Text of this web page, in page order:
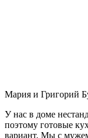
Мария и Григорий
У нас в доме
поэтому готовые
вариант. Мы с